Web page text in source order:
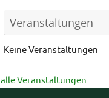
Veranstaltungen
Keine Veranstaltungen
alle Veranstaltungen